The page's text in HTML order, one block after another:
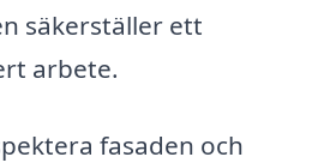
säkerställer ett
arbete.
fasaden och